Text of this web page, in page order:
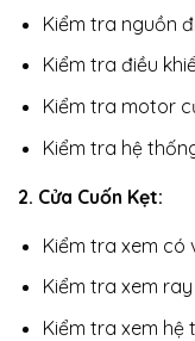
Kiểm tra nguồn
Kiểm tra điều
Kiểm tra motor
Kiểm tra hệ
2. Cửa Cuốn Kẹt:
Kiểm tra xem có
Kiểm tra xem
Kiểm tra xem